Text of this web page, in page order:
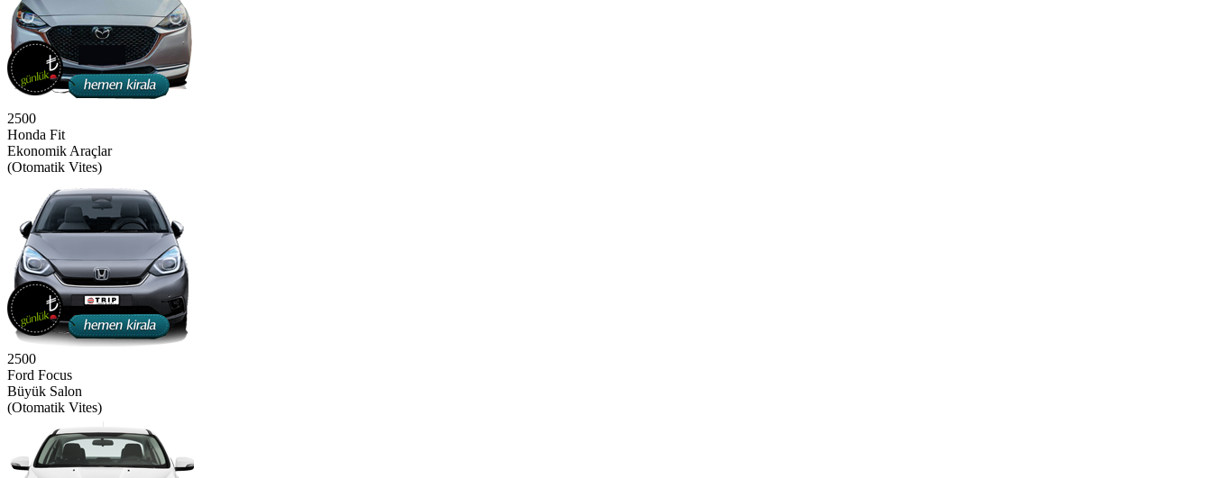
2500
Honda Fit
Ekonomik Araçlar
(Otomatik Vites)
2500
Ford Focus
Büyük Salon
(Otomatik Vites)